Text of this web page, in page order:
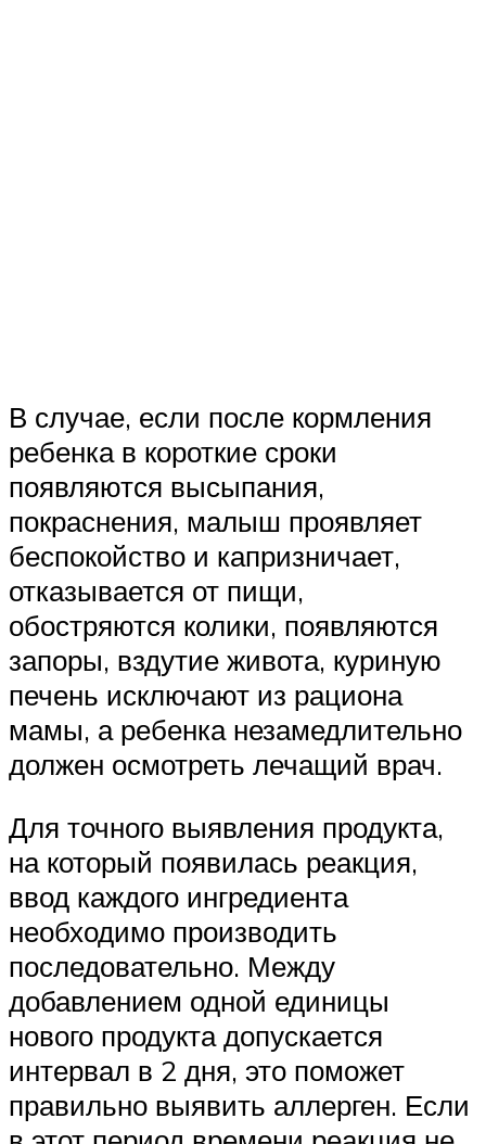
В случае, если после кормления
ребенка в короткие сроки
появляются высыпания,
покраснения, малыш проявляет
беспокойство и капризничает,
отказывается от пищи,
обостряются колики, появляются
запоры, вздутие живота, куриную
печень исключают из рациона
мамы, а ребенка незамедлительно
должен осмотреть лечащий врач.
Для точного выявления продукта,
на который появилась реакция,
ввод каждого ингредиента
необходимо производить
последовательно. Между
добавлением одной единицы
нового продукта допускается
интервал в 2 дня, это поможет
правильно выявить аллерген. Если